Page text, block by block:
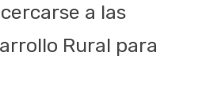
a las
Rural para